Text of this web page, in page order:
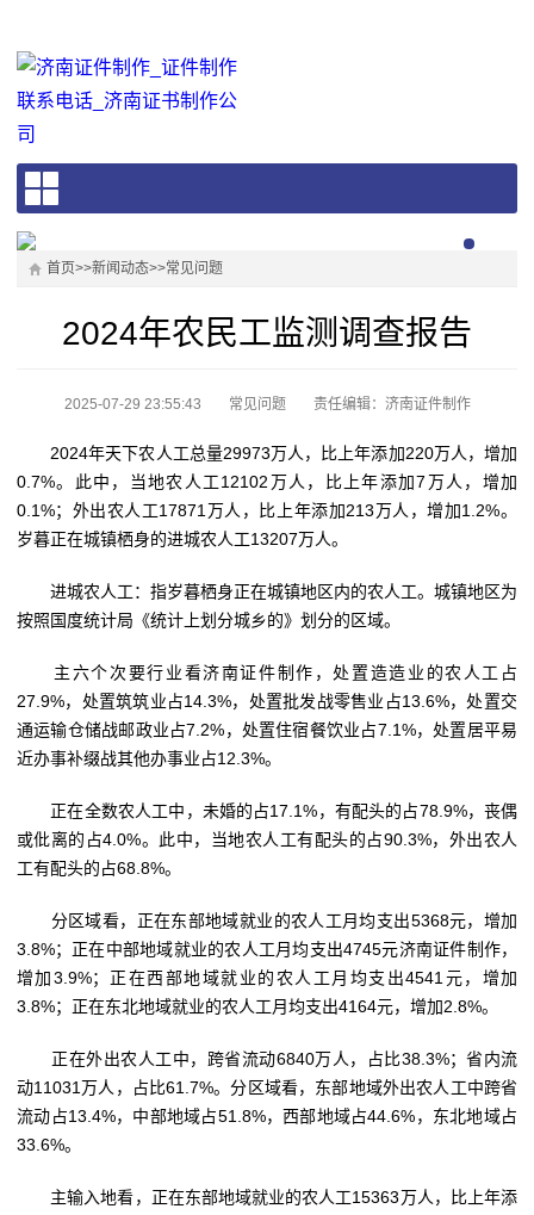
首页>>新闻动态>>常见问题
2024年农民工监测调查报告
2025-07-29 23:55:43 常见问题 责任编辑：济南证件制作
2024年天下农人工总量29973万人，比上年添加220万人，增加
0.7%。此中，当地农人工12102万人，比上年添加7万人，增加
0.1%；外出农人工17871万人，比上年添加213万人，增加1.2%。
岁暮正在城镇栖身的进城农人工13207万人。
进城农人工：指岁暮栖身正在城镇地区内的农人工。城镇地区为
按照国度统计局《统计上划分城乡的》划分的区域。
主六个次要行业看济南证件制作，处置造造业的农人工占
27.9%，处置筑筑业占14.3%，处置批发战零售业占13.6%，处置交
通运输仓储战邮政业占7.2%，处置住宿餐饮业占7.1%，处置居平易
近办事补缀战其他办事业占12.3%。
正在全数农人工中，未婚的占17.1%，有配头的占78.9%，丧偶
或仳离的占4.0%。此中，当地农人工有配头的占90.3%，外出农人
工有配头的占68.8%。
分区域看，正在东部地域就业的农人工月均支出5368元，增加
3.8%；正在中部地域就业的农人工月均支出4745元济南证件制作，
增加3.9%；正在西部地域就业的农人工月均支出4541元，增加
3.8%；正在东北地域就业的农人工月均支出4164元，增加2.8%。
正在外出农人工中，跨省流动6840万人，占比38.3%；省内流
动11031万人，占比61.7%。分区域看，东部地域外出农人工中跨省
流动占13.4%，中部地域占51.8%，西部地域占44.6%，东北地域占
33.6%。
主输入地看，正在东部地域就业的农人工15363万人，比上年添